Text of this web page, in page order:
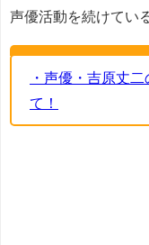
声優活動を続けてい
・声優・吉原丈
て！